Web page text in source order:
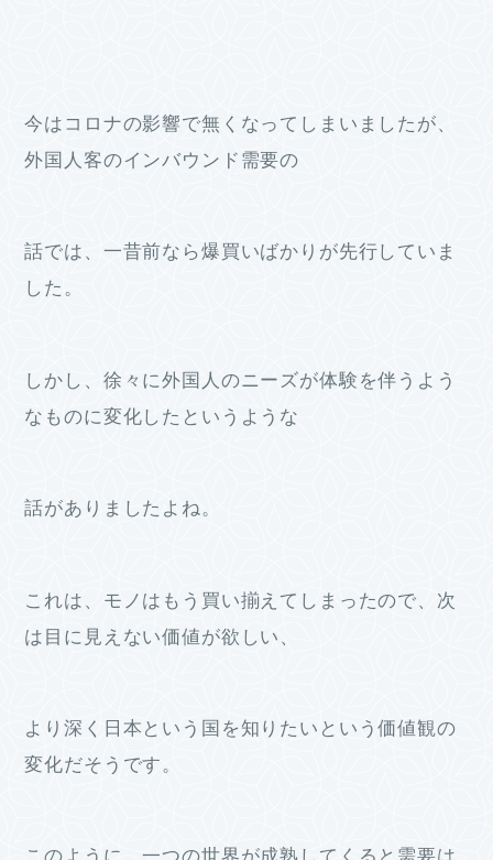
今はコロナの影響で無くなってしまいましたが、
外国人客のインバウンド需要の
話では、一昔前なら爆買いばかりが先行していま
した。
しかし、徐々に外国人のニーズが体験を伴うよう
なものに変化したというような
話がありましたよね。
これは、モノはもう買い揃えてしまったので、次
は目に見えない価値が欲しい、
より深く日本という国を知りたいという価値観の
変化だそうです。